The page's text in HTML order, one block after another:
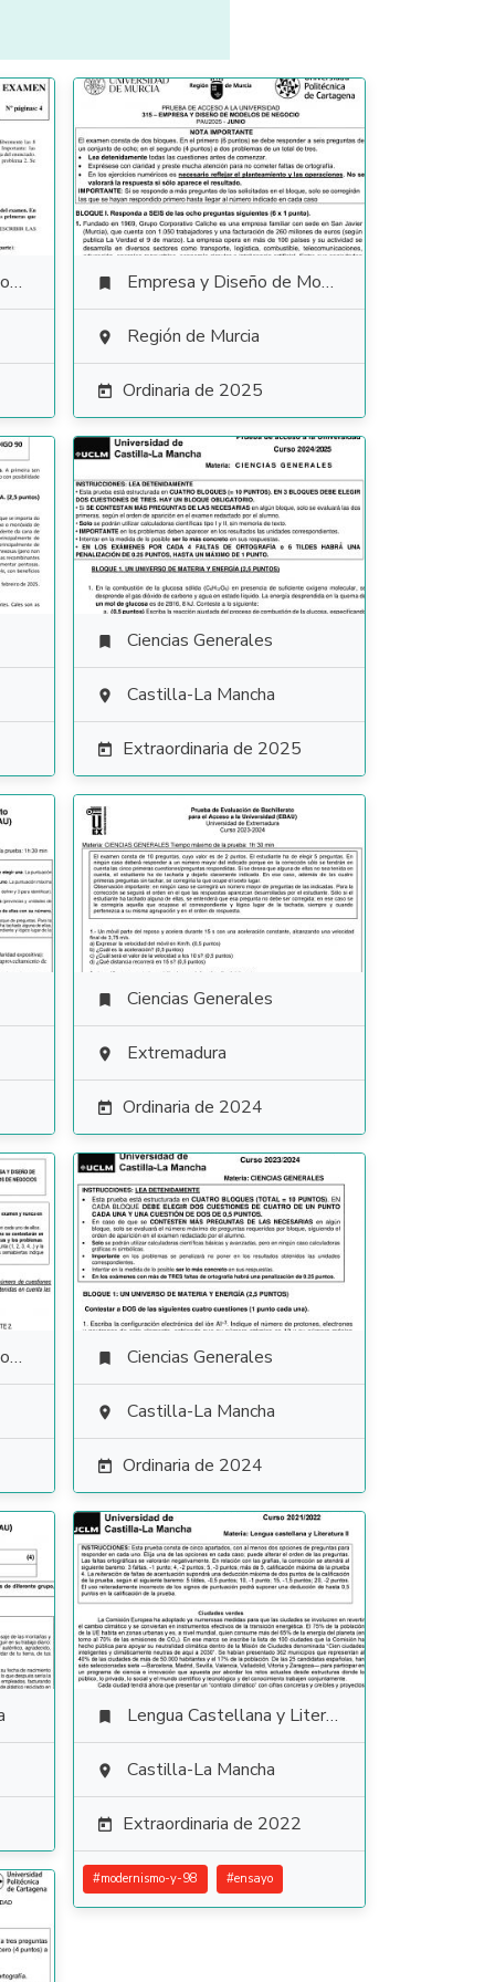
 Empresa y Diseño de Modelos de Negocio
 Región de Murcia
 Ordinaria de 2025
 Ciencias Generales
 Castilla-La Mancha
 Extraordinaria de 2025
 Ciencias Generales
 Extremadura
 Ordinaria de 2024
 Ciencias Generales
 Castilla-La Mancha
 Ordinaria de 2024
 Lengua Castellana y Literatura
 Castilla-La Mancha
 Extraordinaria de 2022
#modernismo-y-98 #ensayo